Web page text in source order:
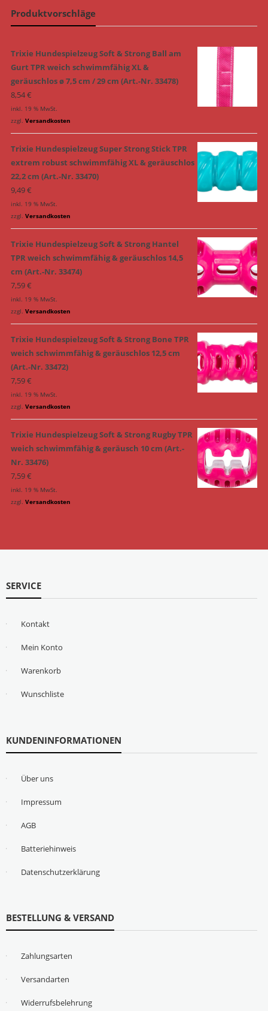
Produktvorschläge
Trixie Hundespielzeug Soft & Strong Ball am
Gurt TPR weich schwimmfähig XL &
geräuschlos ø 7,5 cm / 29 cm (Art.-Nr. 33478)
8,54€
inkl. 19 % MwSt.
zzgl. Versandkosten
Trixie Hundespielzeug Super Strong Stick TPR
extrem robust schwimmfähig XL & geräuschlos
22,2 cm (Art.-Nr. 33470)
9,49€
inkl. 19 % MwSt.
zzgl. Versandkosten
Trixie Hundespielzeug Soft & Strong Hantel
TPR weich schwimmfähig & geräuschlos 14,5
cm (Art.-Nr. 33474)
7,59€
inkl. 19 % MwSt.
zzgl. Versandkosten
Trixie Hundespielzeug Soft & Strong Bone TPR
weich schwimmfähig & geräuschlos 12,5 cm
(Art.-Nr. 33472)
7,59€
inkl. 19 % MwSt.
zzgl. Versandkosten
Trixie Hundespielzeug Soft & Strong Rugby TPR
weich schwimmfähig & geräusch 10 cm (Art.-
Nr. 33476)
7,59€
inkl. 19 % MwSt.
zzgl. Versandkosten
SERVICE
Kontakt
Mein Konto
Warenkorb
Wunschliste
KUNDENINFORMATIONEN
Über uns
Impressum
AGB
Batteriehinweis
Datenschutzerklärung
BESTELLUNG & VERSAND
Zahlungsarten
Versandarten
Widerrufsbelehrung